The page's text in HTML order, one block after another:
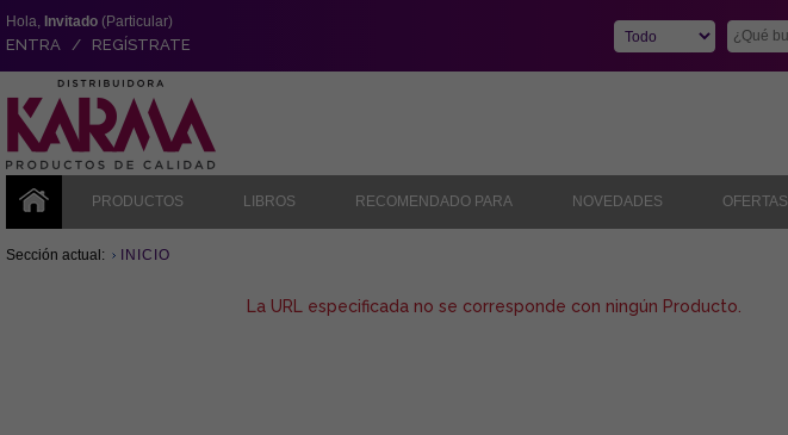
Hola, Invitado (Particular)
ENTRA / REGÍSTRATE
PRODUCTOS LIBROS RECOMENDADO PARA NOVEDADES OFERTAS
Sección actual: INICIO
La URL especificada no se corresponde con ningún Producto.